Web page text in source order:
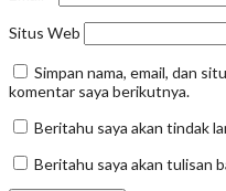
Situs Web
Simpan nama, email, dan
komentar saya berikutnya.
Beritahu saya akan tindak
Beritahu saya akan tulisan